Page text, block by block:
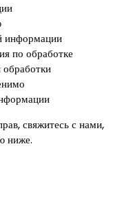
информации
по обработке
свяжитесь с нами,
ниже.